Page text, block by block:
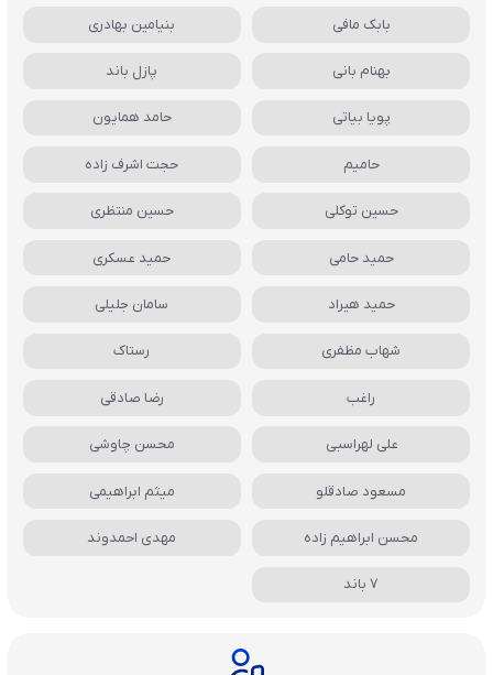
بابک مافی بنیامین بهادری
بهنام بانی پازل باند
پویا بیاتی حامد همایون
حامیم حجت اشرف زاده
حسین توکلی حسین منتظری
حمید حامی حمید عسکری
حمید هیراد سامان جلیلی
شهاب مظفری رستاک
راغب رضا صادقی
علی لهراسبی محسن چاوشی
مسعود صادقلو میثم ابراهیمی
محسن ابراهیم زاده مهدی احمدوند
7 باند